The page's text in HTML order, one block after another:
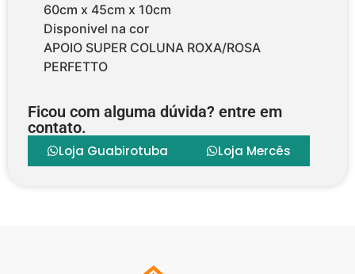
60cm x 45cm x 10cm
Disponivel na cor
APOIO SUPER COLUNA ROXA/ROSA
PERFETTO
Ficou com alguma dúvida? entre em
contato.
Loja Guabirotuba Loja Mercês